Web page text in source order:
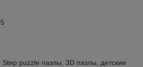
puzzle пазлы, 3D пазлы, детские